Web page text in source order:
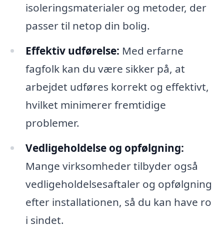
isoleringsmaterialer og metoder, der
passer til netop din bolig.
Effektiv udførelse: Med erfarne
fagfolk kan du være sikker på, at
arbejdet udføres korrekt og effektivt,
hvilket minimerer fremtidige
problemer.
Vedligeholdelse og opfølgning:
Mange virksomheder tilbyder også
vedligeholdelsesaftaler og opfølgning
efter installationen, så du kan have ro
i sindet.